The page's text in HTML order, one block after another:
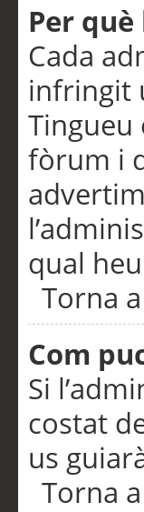
Per
Cada
infringit
Tingueu
fòrum i
qual
Torna
Com
Si
costat
us
Torna